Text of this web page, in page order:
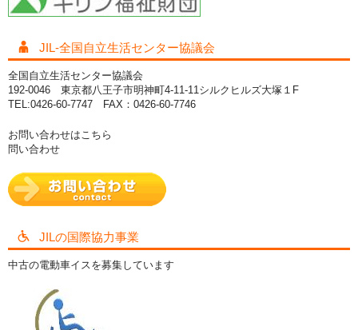
JIL-全国自立生活センター協議会
全国自立生活センター協議会
192-0046 東京都八王子市明神町4-11-11シルクヒルズ大塚１F
TEL:0426-60-7747 FAX：0426-60-7746
お問い合わせはこちら
問い合わせ
JILの国際協力事業
中古の電動車イスを募集しています